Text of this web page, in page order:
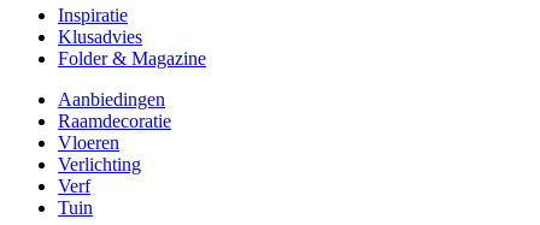
Inspiratie
Klusadvies
Folder & Magazine
Aanbiedingen
Raamdecoratie
Vloeren
Verlichting
Verf
Tuin